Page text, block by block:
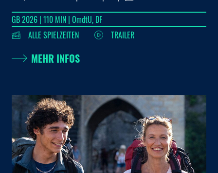
GB 2026 | 110 MIN | OmdtU, DF
ALLE SPIELZEITEN
TRAILER
MEHR INFOS